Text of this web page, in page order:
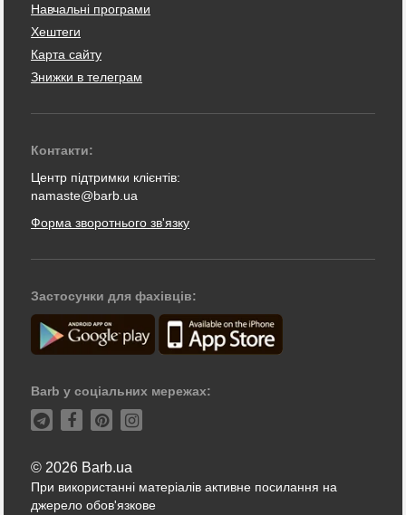
Навчальні програми
Хештеги
Карта сайту
Знижки в телеграм
Контакти:
Центр підтримки клієнтів:
namaste@barb.ua
Форма зворотнього зв'язку
Застосунки для фахівців:
Barb у соціальних мережах:
© 2026 Barb.ua
При використанні матеріалів активне посилання на
джерело обов'язкове